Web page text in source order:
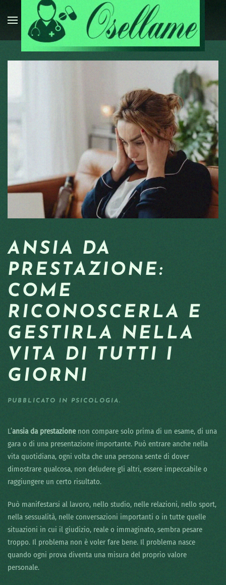
Passa al contenuto principale
ANSIA DA
PRESTAZIONE:
COME
RICONOSCERLA E
GESTIRLA NELLA
VITA DI TUTTI I
GIORNI
PUBBLICATO IN PSICOLOGIA.
L’ansia da prestazionenon compare solo prima di un esame, di una
gara o di una presentazione importante. Può entrare anche nella
vita quotidiana, ogni volta che una persona sente di dover
dimostrare qualcosa, non deludere gli altri, essere impeccabile o
raggiungere un certo risultato.
Può manifestarsi al lavoro, nello studio, nelle relazioni, nello sport,
nella sessualità, nelle conversazioni importanti o in tutte quelle
situazioni in cui il giudizio, reale o immaginato, sembra pesare
troppo. Il problema non è voler fare bene. Il problema nasce
quando ogni prova diventa una misura del proprio valore
personale.